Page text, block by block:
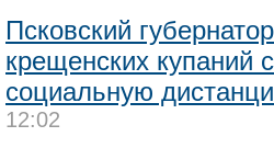
Псковский
крещенских купаний
социальную
12:02